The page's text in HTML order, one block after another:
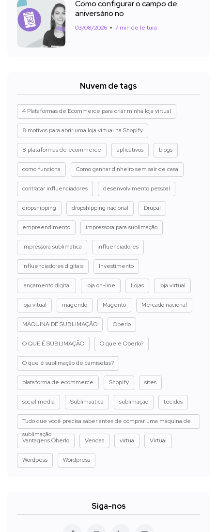
Como configurar o campo de
aniversário no
03/08/2026 7 min de leitura
Nuvem de tags
4 Plataformas de Ecommerce para criar minha loja virtual
8 motivos para abrir uma loja virtual na Shopify
8 plataformas de ecommerce aplicativos blogs
como funciona Como ganhar dinheiro sem sair de casa
contratar influenciadores desenvolvimento pessoal
dropshipping dropshipping nacional Drupal
empreendimento impressora para sublimação
impressora sublimática influenciadores
influenciadores digitais Investimento
lançamento digital loja on-line Lojas loja virtual
loja vitual magendo Magento Mercado nacional
MÁQUINA DE SUBLIMAÇÃO Oberlo
O QUE É SUBLIMAÇÃO O que é Oberlo?
O que é sublimação de camisetas?
plataforma de ecommerce Shopify sites
social media Sublimaática sublimação tecidos
Tudo que você precisa saber antes de comprar uma máquina de
sublimação
Vantagens Oberlo
Vendas virtua Virtual
Wordpess Wordpress
Siga-nos